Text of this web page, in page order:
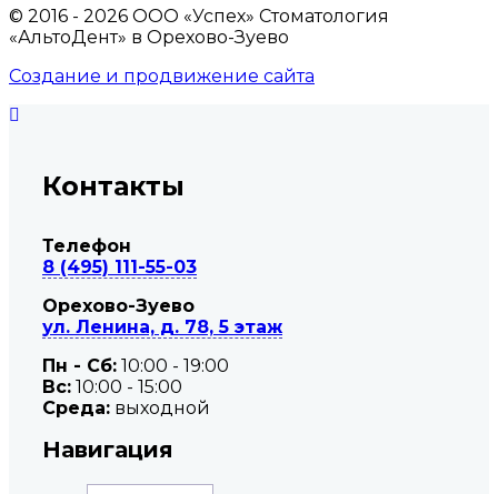
© 2016 - 2026 ООО «Успех» Стоматология
«АльтоДент» в Орехово-Зуево
Создание и продвижение сайта
Контакты
Телефон
8 (495) 111-55-03
Орехово-Зуево
ул. Ленина, д. 78, 5 этаж
Пн - Сб: 10:00 - 19:00
Вc: 10:00 - 15:00
Среда: выходной
Навигация